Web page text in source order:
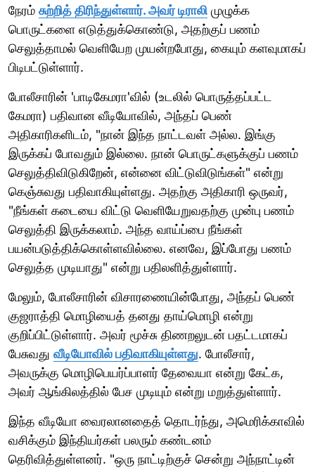
நேரம் சுற்றித் திரிந்துள்ளார். அவர் டிராலி முழுக்க
பொருட்களை எடுத்துக்கொண்டு, அதற்குப் பணம்
செலுத்தாமல் வெளியேற முயன்றபோது, கையும் களவுமாகப்
பிடிபட்டுள்ளார்.
போலீசாரின் 'பாடிகேமரா'வில் (உடலில் பொருத்தப்பட்ட
கேமரா) பதிவான வீடியோவில், அந்தப் பெண்
அதிகாரிகளிடம், "நான் இந்த நாட்டவள் அல்ல. இங்கு
இருக்கப் போவதும் இல்லை. நான் பொருட்களுக்குப் பணம்
செலுத்திவிடுகிறேன், என்னை விட்டுவிடுங்கள்" என்று
கெஞ்சுவது பதிவாகியுள்ளது. அதற்கு அதிகாரி ஒருவர்,
"நீங்கள் கடையை விட்டு வெளியேறுவதற்கு முன்பு பணம்
செலுத்தி இருக்கலாம். அந்த வாய்ப்பை நீங்கள்
பயன்படுத்திக்கொள்ளவில்லை. எனவே, இப்போது பணம்
செலுத்த முடியாது" என்று பதிலளித்துள்ளார்.
மேலும், போலீசாரின் விசாரணையின்போது, அந்தப் பெண்
குஜராத்தி மொழியைத் தனது தாய்மொழி என்று
குறிப்பிட்டுள்ளார். அவர் மூச்சு திணறலுடன் பதட்டமாகப்
பேசுவது வீடியோவில் பதிவாகியுள்ளது. போலீசார்,
அவருக்கு மொழிபெயர்ப்பாளர் தேவையா என்று கேட்க,
அவர் ஆங்கிலத்தில் பேச முடியும் என்று மறுத்துள்ளார்.
இந்த வீடியோ வைரலானதைத் தொடர்ந்து, அமெரிக்காவில்
வசிக்கும் இந்தியர்கள் பலரும் கண்டனம்
தெரிவித்துள்ளனர். "ஒரு நாட்டிற்குச் சென்று அந்நாட்டின்